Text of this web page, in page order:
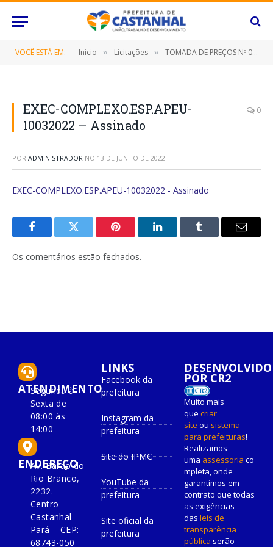
VOCÊ ESTÁ EM: Inicio » Licitações » TOMADA DE PREÇOS Nº 016/2022 (CONTRATAÇÃO DE EMPRESA ESPECIALIZADA PARA CONSTRUÇÃO DE COMPLEXO ESPORTIVO NO DISTRITO DE APEÚ, NESTE MUNICÍPIO DE CASTANHAL/PARÁ)
EXEC-COMPLEXO.ESP.APEU-
10032022 – Assinado
0
POR ADMINISTRADOR NO 13 DE JUNHO DE 2022
EXEC-COMPLEXO.ESP.APEU-10032022 - Assinado
FacebookTwitter Pinterest O
Tumblr
E-
Os comentários estão fechados.
ATENDIMENTO
Segunda à
Sexta de
08:00 às
14:00
ENDEREÇO
Av. Barão do
Rio Branco,
2232.
Centro –
Castanhal –
Pará – CEP:
68743-050
LINKS
Facebook da
prefeitura
Instagram da
prefeitura
Site do IPMC
YouTube da
prefeitura
Site oficial da
prefeitura
DESENVOLVIDO
POR CR2
Muito mais
que criar
site ou sistema
para prefeituras!
Realizamos
uma assessoria co
mpleta, onde
garantimos em
contrato que todas
as exigências
das leis de
transparência
pública serão